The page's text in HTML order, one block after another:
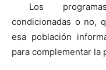
Los
condicionadas o no,
esa población
para complementar la